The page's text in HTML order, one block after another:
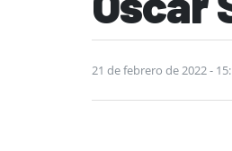
21 de febrero de 2022 -